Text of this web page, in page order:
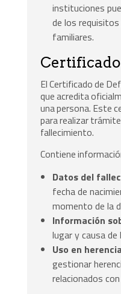
instituciones
de los
familiares.
El Certificado de
que acredita
una persona. Este
para realizar
fallecimiento.
Contiene
Datos del
fecha de
momento de la
Información
lugar y causa de
Uso en
gestionar
relacionados